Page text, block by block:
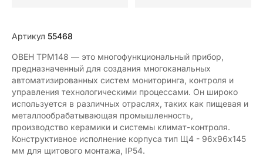
Артикул 55468
ОВЕН ТРМ148 — это многофункциональный прибор,
предназначенный для создания многоканальных
автоматизированных систем мониторинга, контроля и
управления технологическими процессами. Он широко
используется в различных отраслях, таких как пищевая и
металлообрабатывающая промышленность,
производство керамики и системы климат-контроля.
Конструктивное исполнение корпуса тип Щ4 - 96х96х145
мм для щитового монтажа, IP54.